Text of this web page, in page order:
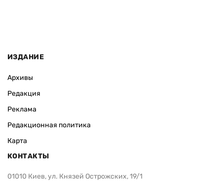
ИЗДАНИЕ
Архивы
Редакция
Реклама
Редакционная политика
Карта
КОНТАКТЫ
01010 Киев, ул. Князей Острожских, 19/1